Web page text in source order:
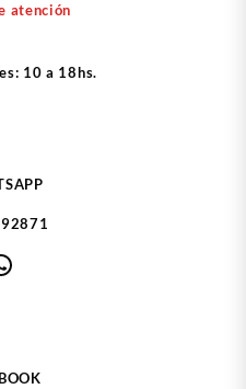
atención
10 a 18hs.